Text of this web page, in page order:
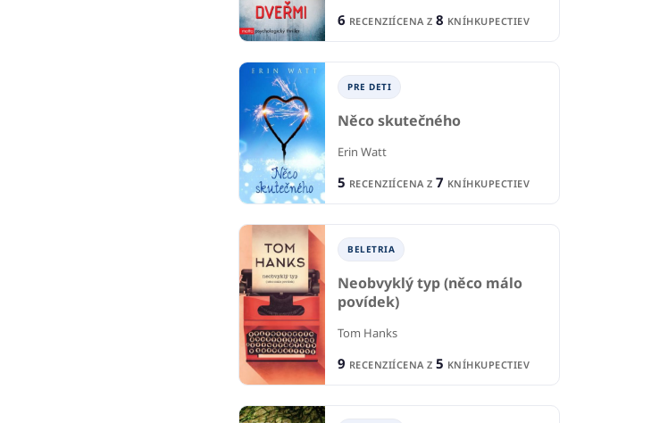
6 RECENZIÍCENA Z 8 KNÍHKUPECTIEV
PRE DETI
Něco skutečného
Erin Watt
5 RECENZIÍCENA Z 7 KNÍHKUPECTIEV
BELETRIA
Neobvyklý typ (něco málo
povídek)
Tom Hanks
9 RECENZIÍCENA Z 5 KNÍHKUPECTIEV